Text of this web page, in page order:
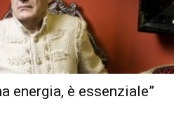
energia, è essenziale”